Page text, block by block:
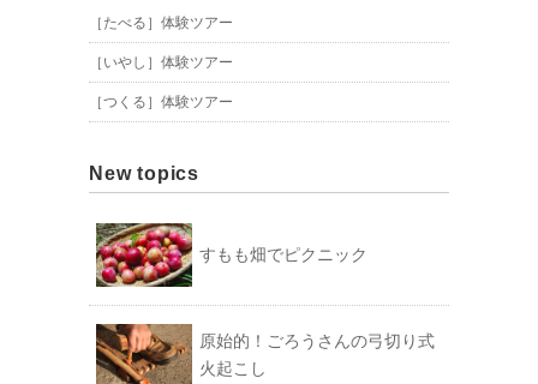
［たべる］体験ツアー
［いやし］体験ツアー
［つくる］体験ツアー
New topics
すもも畑でピクニック
原始的！ごろうさんの弓切り式
火起こし